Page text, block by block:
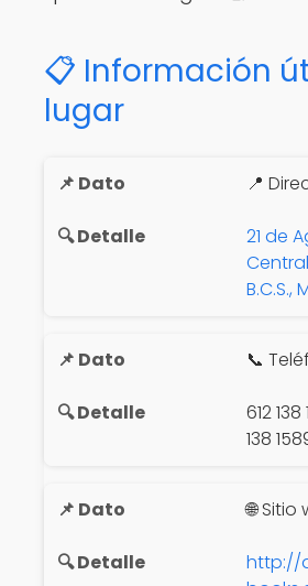
📋 Información
lugar
📍
21 de
B.C.S.,
📞
612
138
🌐 Sitio
http://